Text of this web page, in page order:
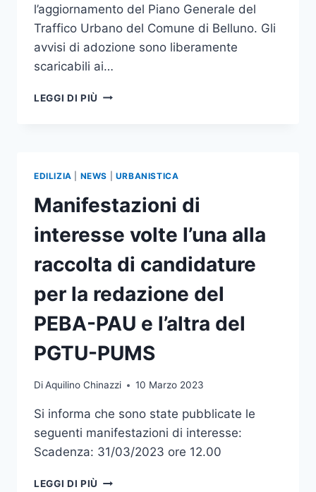
l’aggiornamento del Piano Generale del
Traffico Urbano del Comune di Belluno. Gli
avvisi di adozione sono liberamente
scaricabili ai…
LEGGI DI PIÙ PIANO
(PUMS)
E
AGGIORNAMENTO
DEL
GENERALE
DEL
TRAFFICO
URBANO
(PGTU)
–
AGGIORNAMENTO
2025
–
EDILIZIA NEWS URBANISTICA
Manifestazioni di
interesse volte l’una alla
raccolta di candidature
per la redazione del
PEBA-PAU e l’altra del
PGTU-PUMS
DiAquilino Chinazzi 10 Marzo 2023
Si informa che sono state pubblicate le
seguenti manifestazioni di interesse:
Scadenza: 31/03/2023 ore 12.00
LEGGI DI PIÙ MANIFESTAZIONI